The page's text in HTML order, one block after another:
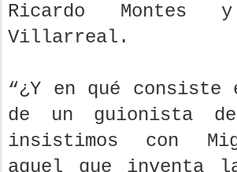
Ricardo Montes
Villarreal.
“¿Y en qué
de un guionista de
insistimos con
aquel que inventa